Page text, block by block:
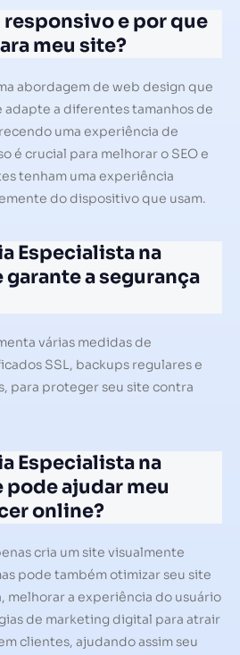
responsivo e por que
meu site?
abordagem de web design que
adapte a diferentes tamanhos de
uma experiência de
é crucial para melhorar o SEO e
tenham uma experiência
do dispositivo que usam.
Especialista na
garante a segurança
várias medidas de
SSL, backups regulares e
para proteger seu site contra
Especialista na
pode ajudar meu
online?
cria um site visualmente
pode também otimizar seu site
melhorar a experiência do usuário
de marketing digital para atrair
clientes, ajudando assim seu